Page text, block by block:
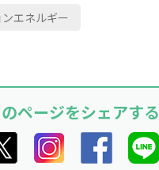
エネルギー
ページをシェアする